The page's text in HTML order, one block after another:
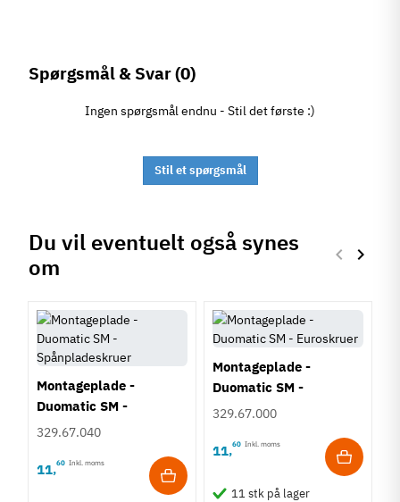
Spørgsmål & Svar(0)
Ingen spørgsmål endnu - Stil det første :)
Stil et spørgsmål
Du vil eventuelt også synes
om
Forrige
keyboard_arrow_left Næste
keyboard_arrow_right
Montageplade -
Duomatic SM -
Spånpladeskruer
329.67.040
11,60 Inkl. moms
Montageplade -
Duomatic SM -
Euroskruer
329.67.000
11,60 Inkl. moms
11 stk på lager